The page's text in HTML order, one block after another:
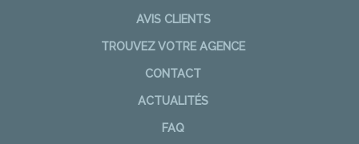
AVIS CLIENTS
TROUVEZ VOTRE AGENCE
CONTACT
ACTUALITÉS
FAQ